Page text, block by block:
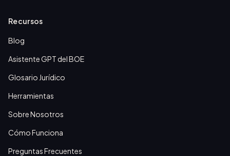
Recursos
Blog
Asistente GPT del BOE
Glosario Jurídico
Herramientas
Sobre Nosotros
Cómo Funciona
Preguntas Frecuentes